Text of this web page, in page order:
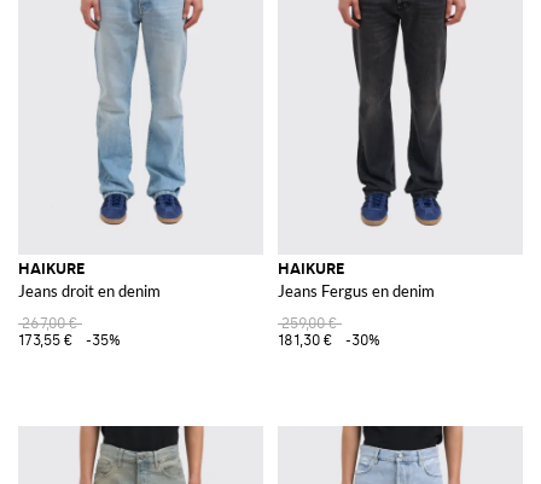
HAIKURE
Jeans droit en denim
267,00 €
173,55 €
-35%
HAIKURE
Jeans Fergus en denim
259,00 €
181,30 €
-30%